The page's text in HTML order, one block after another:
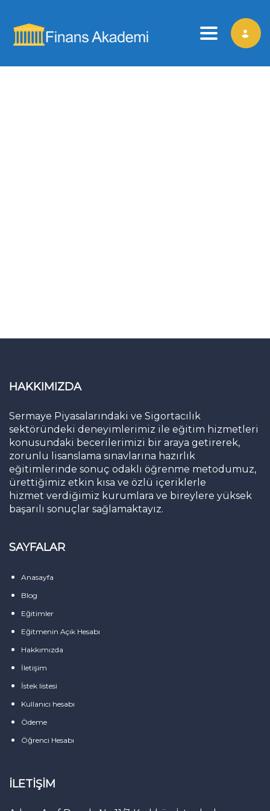
Toggle
HAKKIMIZDA
Sermaye Piyasalarındaki ve Sigortacılık
sektöründeki deneyimlerimiz ile eğitim hizmetleri
konusundaki becerilerimizi bir araya getirerek,
zorunlu lisanslama sınavlarına hazırlık
eğitimlerinde sonuç odaklı öğrenme metodumuz,
ürettiğimiz etkin kısa ve özlü içeriklerle
hizmet verdiğimiz kurumlara ve bireylere yüksek
başarılı sonuçlar sağlamaktayız.
SAYFALAR
Anasayfa
Blog
Eğitimler
Eğitmenin Açık Hesabı
Hakkımızda
İletişim
İstek listesi
Kullanıcı hesabı
Ödeme
Öğrenci Hesabı
İLETIŞIM